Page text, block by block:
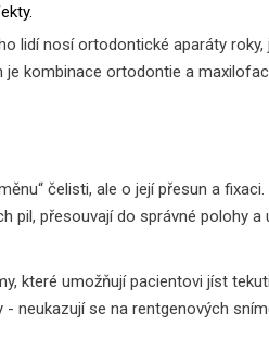
lidí nosí ortodontické aparáty roky,
kombinace ortodontie a
čelisti, ale o její přesun a
pil, přesouvají do správné polohy a
které umožňují pacientovi jíst
- neukazují se na rentgenových